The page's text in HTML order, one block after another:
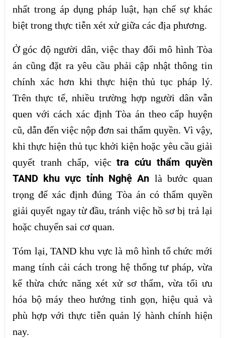
nhất trong áp dụng pháp luật, hạn chế sự khác
biệt trong thực tiễn xét xử giữa các địa phương.
Ở góc độ người dân, việc thay đổi mô hình Tòa
án cũng đặt ra yêu cầu phải cập nhật thông tin
chính xác hơn khi thực hiện thủ tục pháp lý.
Trên thực tế, nhiều trường hợp người dân vẫn
quen với cách xác định Tòa án theo cấp huyện
cũ, dẫn đến việc nộp đơn sai thẩm quyền. Vì vậy,
khi thực hiện thủ tục khởi kiện hoặc yêu cầu giải
quyết tranh chấp, việctra cứu thẩm quyền
TAND khu vực tỉnh Nghệ An là bước quan
trọng để xác định đúng Tòa án có thẩm quyền
giải quyết ngay từ đầu, tránh việc hồ sơ bị trả lại
hoặc chuyển sai cơ quan.
Tóm lại, TAND khu vực là mô hình tổ chức mới
mang tính cải cách trong hệ thống tư pháp, vừa
kế thừa chức năng xét xử sơ thẩm, vừa tối ưu
hóa bộ máy theo hướng tinh gọn, hiệu quả và
phù hợp với thực tiễn quản lý hành chính hiện
nay.